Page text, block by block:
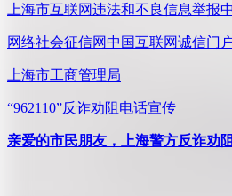
上海市互联网违法和不良信息举报
网络社会征信网中国互联网诚信门
上海市工商管理局
“962110”反诈劝阻电话宣传
亲爱的市民朋友，上海警方反诈劝